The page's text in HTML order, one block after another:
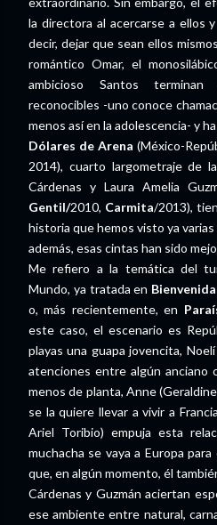
la directora al acercarse a ellos
decir, dejar que sean ellos
romántico Omar, el
ambicioso Santos
reconocibles -uno conoce
menos así en la adolescencia- y
Dólares de Arena (México-
2014), cuarto largometraje de
Cárdenas y Laura Amelia
Gentil/2010, Carmita/2013),
historia que hemos visto ya
además, esas cintas han sido
Me refiero a la temática del
Mundo, ya tratada en
o, más recientemente, en
este caso, el escenario es
playas una guapa jovencita,
atenciones entre algún anciano
menos de planta, Anne
se la quiere llevar a vivir a
Ariel Toribio) empuja esta
muchacha se vaya a Europa
que, en algún momento, él
Cárdenas y Guzmán aciertan
ese ambiente entre natural,